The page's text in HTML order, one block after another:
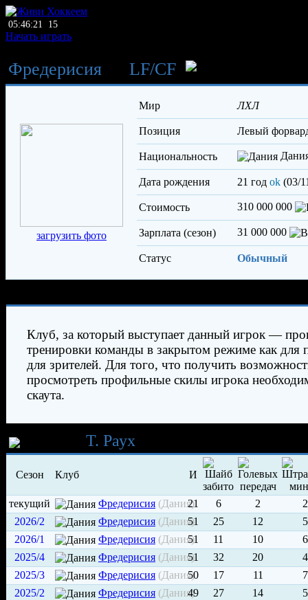
05:46:21 15
Начать играть
Фредерисия LF/CF
загрузить фото
Мир ЛХЛ
Позиция левый
Национальность
Дата рождения 21 год ok (03/
Стоимость 310 000 000
Зарплата (сезон) 31 000 000
Статус Обычный
Клуб, за который выступает данный игрок —
тренировки команды в закрытом режиме как для
для зрителей. Для того, что получить
просмотреть профильные скилы игрока
скаута.
Т. Раух
Сезон Клуб И
текущий Фредерисия (Дания)
21 6 2
2026/2
Фредерисия (Дания)
51 25 12
2026/1
Фредерисия (Дания)
51 11 10
2025/4
Фредерисия (Дания)
51 32 20
2025/3
Фредерисия (Дания)50 17 11
2025/2
Фредерисия (Дания)49 27 14